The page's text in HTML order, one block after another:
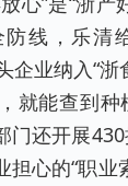
线，乐清
企业纳入“浙
就能查到种
还开展430
心的“职业